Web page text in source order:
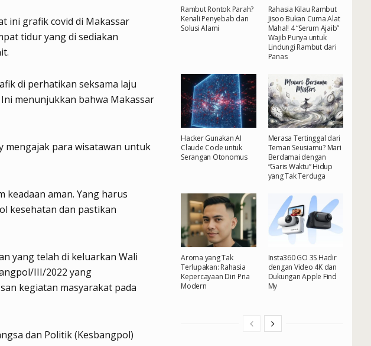
ini grafik covid di Makassar
tidur yang di sediakan
di perhatikan seksama laju
menunjukkan bahwa Makassar
mengajak para wisatawan untuk
keadaan aman. Yang harus
kesehatan dan pastikan
yang telah di keluarkan Wali
III/2022 yang
kegiatan masyarakat pada
dan Politik (Kesbangpol)
Rambut Rontok Parah?
Kenali Penyebab dan
Solusi Alami
Rahasia Kilau Rambut
Jisoo Bukan Cuma Alat
Mahal! 4 “Serum Ajaib”
Wajib Punya untuk
Lindungi Rambut dari
Panas
Hacker Gunakan AI
Claude Code untuk
Serangan Otonomus
Merasa Tertinggal dari
Teman Seusiamu? Mari
Berdamai dengan
“Garis Waktu” Hidup
yang Tak Terduga
Aroma yang Tak
Terlupakan: Rahasia
Kepercayaan Diri Pria
Modern
Insta360 GO 3S Hadir
dengan Video 4K dan
Dukungan Apple Find
My